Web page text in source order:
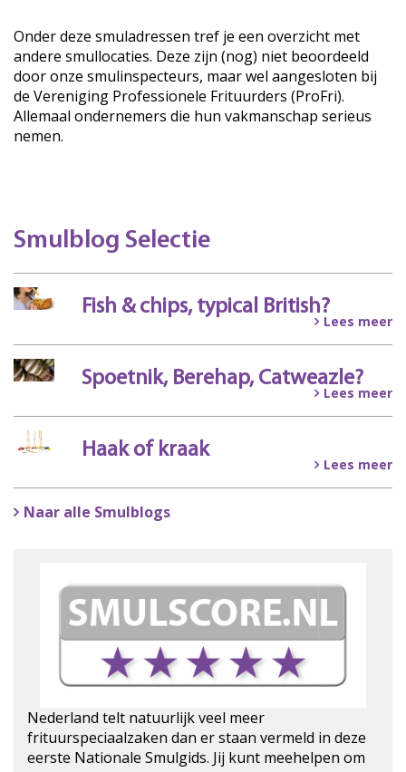
Onder deze smuladressen tref je een overzicht met
andere smullocaties. Deze zijn (nog) niet beoordeeld
door onze smulinspecteurs, maar wel aangesloten bij
de Vereniging Professionele Frituurders (ProFri).
Allemaal ondernemers die hun vakmanschap serieus
nemen.
Smulblog Selectie
Fish & chips, typical British?
Lees meer
Spoetnik, Berehap, Catweazle?
Lees meer
Haak of kraak
Lees meer
Naar alle Smulblogs
Nederland telt natuurlijk veel meer
frituurspeciaalzaken dan er staan vermeld in deze
eerste Nationale Smulgids. Jij kunt meehelpen om